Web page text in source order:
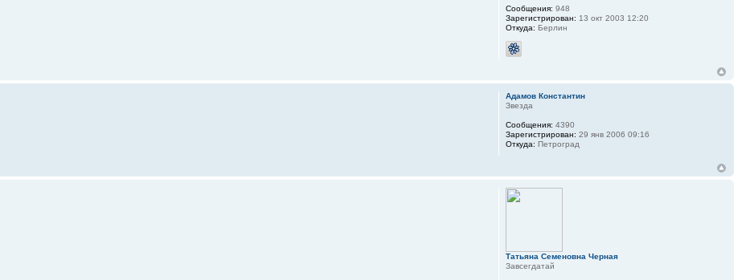
Сообщения: 948
Зарегистрирован: 13 окт 2003 12:20
Откуда: Берлин
Адамов Константин
Звезда
Сообщения: 4390
Зарегистрирован: 29 янв 2006 09:16
Откуда: Петроград
Татьяна Семеновна Черная
Завсегдатай